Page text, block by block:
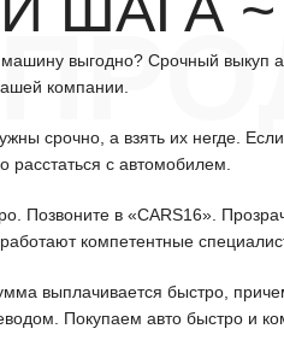
выгодно? Срочный выкуп
компании.
срочно, а взять их негде.
расстаться с автомобилем.
Позвоните в «CARS16».
компетентные
выплачивается быстро,
Покупаем авто быстро и